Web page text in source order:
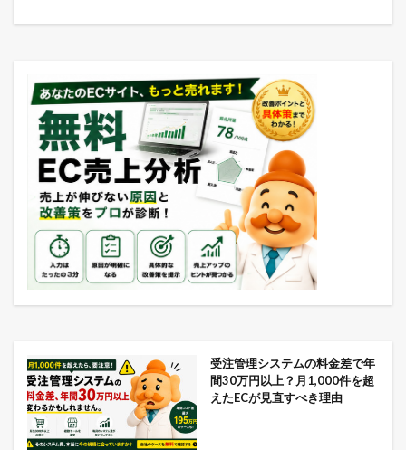
受注管理システムの料金差で年
間30万円以上？月1,000件を超
えたECが見直すべき理由